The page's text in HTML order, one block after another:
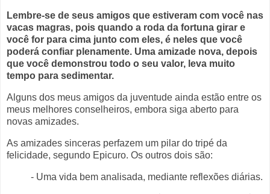
Lembre-se de seus amigos que estiveram com você nas
vacas magras, pois quando a roda da fortuna girar e
você for para cima junto com eles, é neles que você
poderá confiar plenamente. Uma amizade nova, depois
que você demonstrou todo o seu valor, leva muito
tempo para sedimentar.
Alguns dos meus amigos da juventude ainda estão entre os
meus melhores conselheiros, embora siga aberto para
novas amizades.
As amizades sinceras perfazem um pilar do tripé da
felicidade, segundo Epicuro. Os outros dois são:
- Uma vida bem analisada, mediante reflexões diárias.